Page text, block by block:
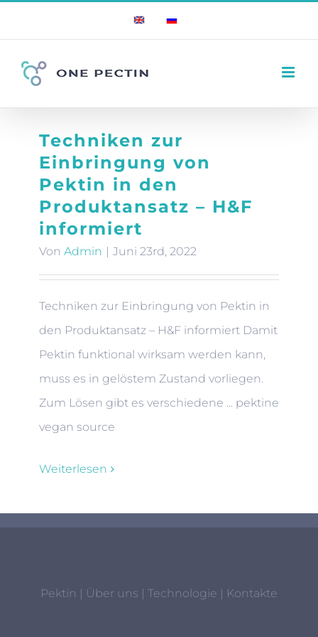
springen
EnglishRussian
Techniken zur
Einbringung von
Pektin in den
Produktansatz – H&F
informiert
Von Admin | Juni 23rd, 2022
Techniken zur Einbringung von Pektin in
den Produktansatz – H&F informiert Damit
Pektin funktional wirksam werden kann,
muss es in gelöstem Zustand vorliegen.
Zum Lösen gibt es verschiedene ... pektine
vegan source
Weiterlesen
Pektin | Über uns | Technologie | Kontakte